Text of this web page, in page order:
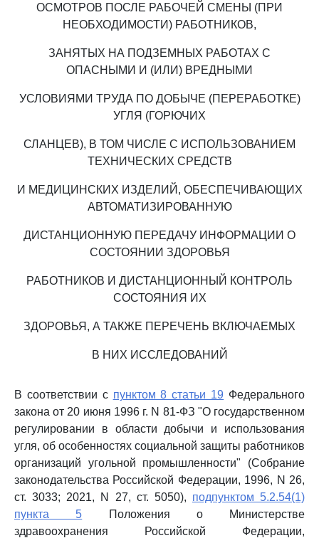
ОСМОТРОВ ПОСЛЕ РАБОЧЕЙ СМЕНЫ (ПРИ
НЕОБХОДИМОСТИ) РАБОТНИКОВ,
ЗАНЯТЫХ НА ПОДЗЕМНЫХ РАБОТАХ С
ОПАСНЫМИ И (ИЛИ) ВРЕДНЫМИ
УСЛОВИЯМИ ТРУДА ПО ДОБЫЧЕ (ПЕРЕРАБОТКЕ)
УГЛЯ (ГОРЮЧИХ
СЛАНЦЕВ), В ТОМ ЧИСЛЕ С ИСПОЛЬЗОВАНИЕМ
ТЕХНИЧЕСКИХ СРЕДСТВ
И МЕДИЦИНСКИХ ИЗДЕЛИЙ, ОБЕСПЕЧИВАЮЩИХ
АВТОМАТИЗИРОВАННУЮ
ДИСТАНЦИОННУЮ ПЕРЕДАЧУ ИНФОРМАЦИИ О
СОСТОЯНИИ ЗДОРОВЬЯ
РАБОТНИКОВ И ДИСТАНЦИОННЫЙ КОНТРОЛЬ
СОСТОЯНИЯ ИХ
ЗДОРОВЬЯ, А ТАКЖЕ ПЕРЕЧЕНЬ ВКЛЮЧАЕМЫХ
В НИХ ИССЛЕДОВАНИЙ
В соответствии с пунктом 8 статьи 19 Федерального
закона от 20 июня 1996 г. N 81-ФЗ "О государственном
регулировании в области добычи и использования
угля, об особенностях социальной защиты работников
организаций угольной промышленности" (Собрание
законодательства Российской Федерации, 1996, N 26,
ст. 3033; 2021, N 27, ст. 5050), подпунктом 5.2.54(1)
пункта 5 Положения о Министерстве
здравоохранения Российской Федерации,